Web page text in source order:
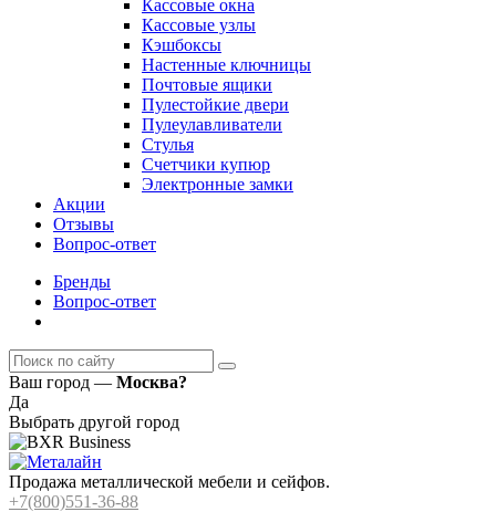
Кассовые окна
Кассовые узлы
Кэшбоксы
Настенные ключницы
Почтовые ящики
Пулестойкие двери
Пулеулавливатели
Стулья
Счетчики купюр
Электронные замки
Акции
Отзывы
Вопрос-ответ
Бренды
Вопрос-ответ
Ваш город — Москва?
Да
Выбрать другой город
Продажа металлической мебели и сейфов.
+7(800)551-36-88